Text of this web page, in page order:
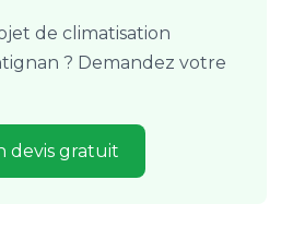
de climatisation
? Demandez votre
devis gratuit